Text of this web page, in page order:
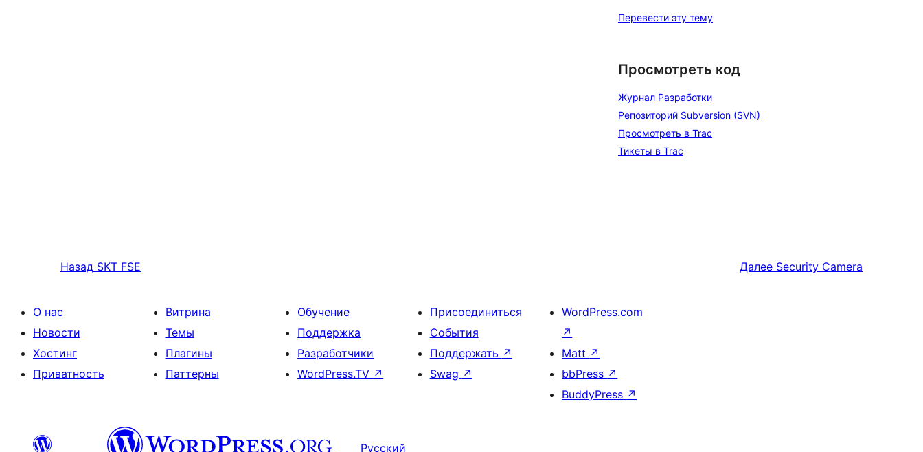
Перевести эту тему
Просмотреть код
Журнал Разработки
Репозиторий Subversion (SVN)
Просмотреть в Trac
Тикеты в Trac
Назад SKT FSE Далее Security Camera
О нас
Новости
Хостинг
Приватность
Витрина
Темы
Плагины
Паттерны
Обучение
Поддержка
Разработчики
WordPress.TV ↗
Присоединиться
События
Поддержать ↗
Swag ↗
WordPress.com
↗
Matt ↗
bbPress ↗
BuddyPress ↗
Русский